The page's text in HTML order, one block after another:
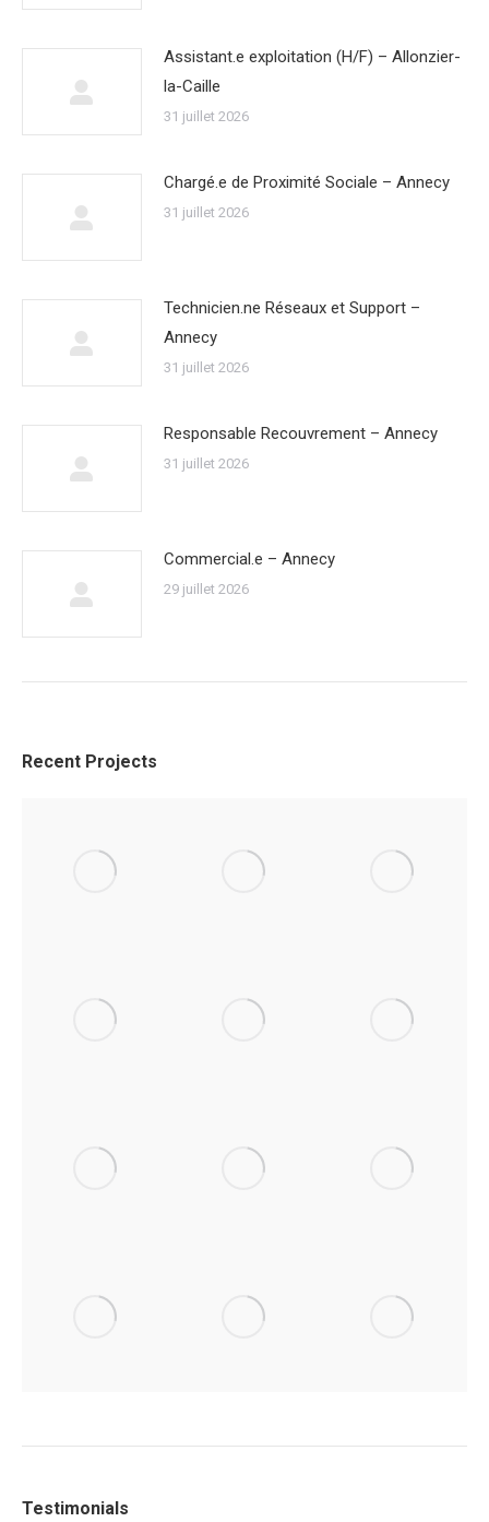
Assistant.e exploitation (H/F) – Allonzier-
la-Caille
31 juillet 2026
Chargé.e de Proximité Sociale – Annecy
31 juillet 2026
Technicien.ne Réseaux et Support –
Annecy
31 juillet 2026
Responsable Recouvrement – Annecy
31 juillet 2026
Commercial.e – Annecy
29 juillet 2026
Recent Projects
Testimonials